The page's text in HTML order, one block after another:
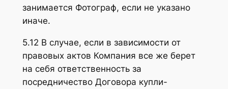
занимается Фотограф, если не указано
иначе.
5.12 В случае, если в зависимости от
правовых актов Компания все же берет
на себя ответственность за
посредничество Договора купли-